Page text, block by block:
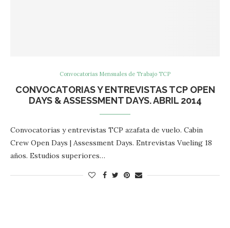
Convocatorias Mensuales de Trabajo TCP
CONVOCATORIAS Y ENTREVISTAS TCP OPEN
DAYS & ASSESSMENT DAYS. ABRIL 2014
Convocatorias y entrevistas TCP azafata de vuelo. Cabin
Crew Open Days | Assessment Days. Entrevistas Vueling 18
años. Estudios superiores…